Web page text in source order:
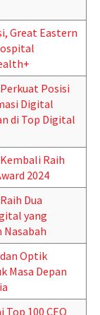
Great Eastern
Posisi
Digital
di Top Digital
Raih
2024
Dua
yang
Optik
Masa Depan
100 CEO